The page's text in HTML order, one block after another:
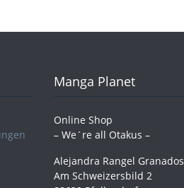
Manga Planet
Online Shop
– We´re all Otakus –
Alejandra Rangel Granados
Am Schweizersbild 2